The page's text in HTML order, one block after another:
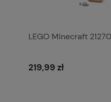
LEGO Minecraft
219,99 zł